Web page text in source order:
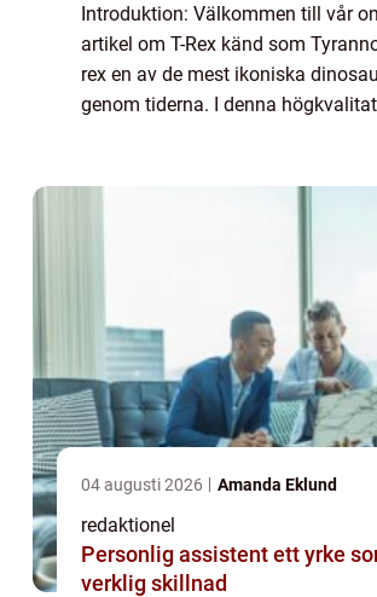
Introduktion: Välkommen till vår
artikel om T-Rex känd som
rex en av de mest ikoniska
genom tiderna. I denna
04 augusti 2026 Amanda Eklund
redaktionel
Personlig assistent ett yrke som gör
verklig skillnad